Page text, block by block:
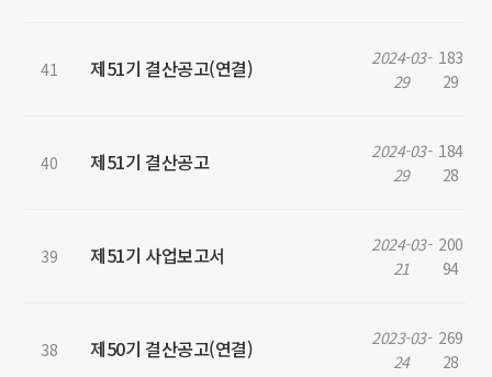
41 제51기 결산공고(연결)
2024-03-
29
183
29
40 제51기 결산공고
2024-03-
29
184
28
39 제51기 사업보고서
2024-03-
21
200
94
38 제50기 결산공고(연결)
2023-03-
24
269
28